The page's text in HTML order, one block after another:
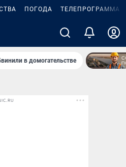
ПОГОДА ТЕЛЕПРОГРАММА
в домогательстве